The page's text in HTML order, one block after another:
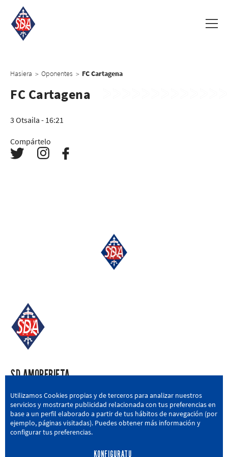
Hasiera > Oponentes > FC Cartagena
FC Cartagena
3 Otsaila - 16:21
Compártelo
SD AMOREBIETA
San Miguel Kalea, 16, 48340 Amorebieta, Bizkaia
946 604 751 | sda@sdamorebieta.eus
Utilizamos Cookies propias y de terceros para analizar nuestros
servicios y mostrarte publicidad relacionada con tus preferencias en
base a un perfil elaborado a partir de tus hábitos de navegación (por
ejemplo, páginas visitadas). Puedes obtener más información y
configurar tus preferencias.
KONFIGURATU